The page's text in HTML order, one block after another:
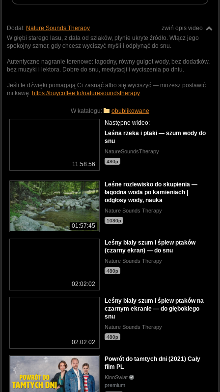
zwiń opis video
Dodał: Nature Sounds Therapy
W głębi starego lasu, z dala od szlaków, płynie ukryte źródło. Włącz jego
spokojny szmer, gdy chcesz wyciszyć myśli i odpłynąć do snu.
Autentyczne nagranie terenowe: łagodny, równy gulgot wody, bez dodatków,
bez muzyki i lektora. Dobre do snu, medytacji i wyciszenia po dniu.
Jeśli te dźwięki pomagają Ci zasnąć albo się wyciszyć — możesz postawić
mi kawę: https://buycoffee.to/naturesoundstherapy
W katalogu: obublikowane
11:58:56
Następne wideo:
Leśna rzeka i ptaki — szum wody do
snu
NatureSoundsTherapy
480p
01:57:45
Leśne rozlewisko do skupienia —
łagodna woda po kamieniach |
odgłosy wody, nauka
Nature Sounds Therapy
1080p
02:02:02
Leśny biały szum i śpiew ptaków
(czarny ekran) — do snu
Nature Sounds Therapy
480p
02:02:02
Leśny biały szum i śpiew ptaków na
czarnym ekranie — do głębokiego
snu
Nature Sounds Therapy
480p
Powrót do tamtych dni (2021) Cały
film PL
KinoSwiat
premium